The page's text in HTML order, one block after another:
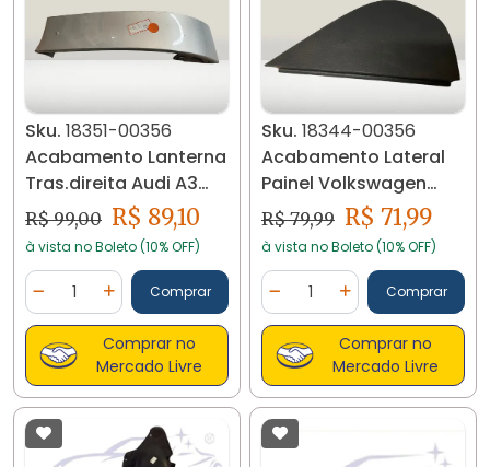
Sku. 18351-00356
Acabamento Lanterna
Tras.direita Audi A3
18351 C16
R$ 99,00 R$ 89,10
à vista no Boleto (10% OFF)
Diminuir Quantidade
Quantidade
Adicionar Quantidade
Comprar
Comprar no
Mercado Livre
Sku. 18344-00356
Acabamento Lateral
Painel Volkswagen
Jetta 11/16 18344 C16
R$ 79,99 R$ 71,99
à vista no Boleto (10% OFF)
Diminuir Quantidade
Quantidade
AdicionarComprar
Comprar no
Mercado Livre